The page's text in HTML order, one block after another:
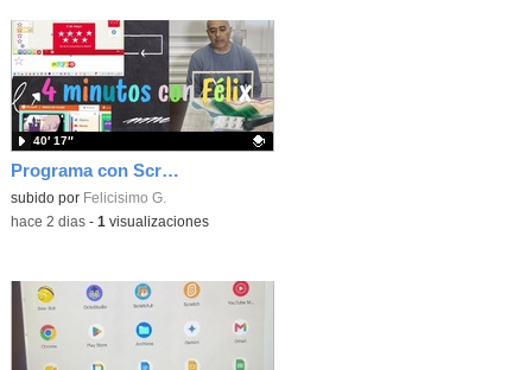
Programa con Scratch juegos con los partidos del mundial 2026 ganados por España
Contenido educativo.
subido por Felicisimo G.
40′ 17″
-hace 2 dias- 1 visualizaciones